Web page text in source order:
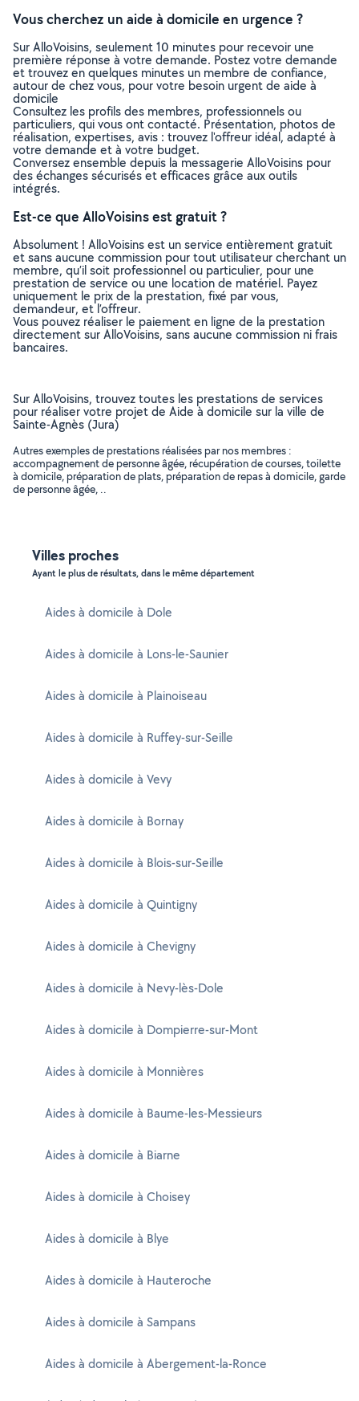
Vous cherchez un aide à domicile en urgence ?
Sur AlloVoisins, seulement 10 minutes pour recevoir une
première réponse à votre demande. Postez votre demande
et trouvez en quelques minutes un membre de confiance,
autour de chez vous, pour votre besoin urgent de aide à
domicile
Consultez les profils des membres, professionnels ou
particuliers, qui vous ont contacté. Présentation, photos de
réalisation, expertises, avis : trouvez l'offreur idéal, adapté à
votre demande et à votre budget.
Conversez ensemble depuis la messagerie AlloVoisins pour
des échanges sécurisés et efficaces grâce aux outils
intégrés.
Est-ce que AlloVoisins est gratuit ?
Absolument ! AlloVoisins est un service entièrement gratuit
et sans aucune commission pour tout utilisateur cherchant un
membre, qu’il soit professionnel ou particulier, pour une
prestation de service ou une location de matériel. Payez
uniquement le prix de la prestation, fixé par vous,
demandeur, et l’offreur.
Vous pouvez réaliser le paiement en ligne de la prestation
directement sur AlloVoisins, sans aucune commission ni frais
bancaires.
Sur AlloVoisins, trouvez toutes les prestations de services
pour réaliser votre projet de Aide à domicile sur la ville de
Sainte-Agnès (Jura)
Autres exemples de prestations réalisées par nos membres :
accompagnement de personne âgée, récupération de courses, toilette
à domicile, préparation de plats, préparation de repas à domicile, garde
de personne âgée, ..
Villes proches
Ayant le plus de résultats, dans le même département
Aides à domicile à Dole
Aides à domicile à Lons-le-Saunier
Aides à domicile à Plainoiseau
Aides à domicile à Ruffey-sur-Seille
Aides à domicile à Vevy
Aides à domicile à Bornay
Aides à domicile à Blois-sur-Seille
Aides à domicile à Quintigny
Aides à domicile à Chevigny
Aides à domicile à Nevy-lès-Dole
Aides à domicile à Dompierre-sur-Mont
Aides à domicile à Monnières
Aides à domicile à Baume-les-Messieurs
Aides à domicile à Biarne
Aides à domicile à Choisey
Aides à domicile à Blye
Aides à domicile à Hauteroche
Aides à domicile à Sampans
Aides à domicile à Abergement-la-Ronce